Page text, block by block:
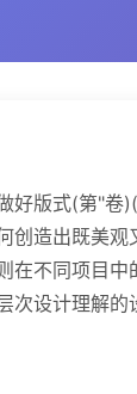
好版式(第"
创造出既美
在不同项目
设计理解的